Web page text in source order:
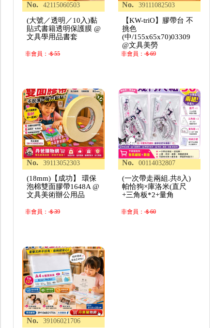
No. 42115060503
(大號／透明／10入)黏
貼式書籍透明保護膜 @
文具學用品書套
非會員：＄55
No. 39111082503
【KW-triO】膠帶台 不
挑色
(中/155x65x70)03309
@文具美勞
非會員：＄69
No. 39113052303
(18mm)【成功】 環保
泡棉雙面膠帶1648A @
文具美術辦公用品
非會員：＄39
No. 00114032807
(一次帶走兩組.共8入)
帕恰狗×庫洛米(直尺
+三角板*2+量角
非會員：＄60
No. 39106021706